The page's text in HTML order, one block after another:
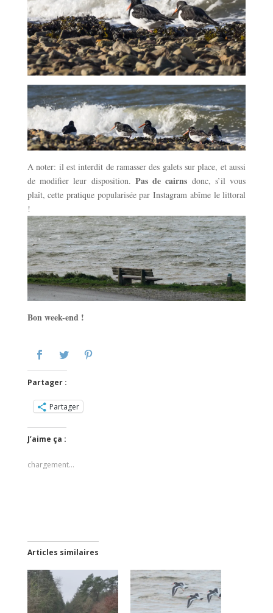
A noter: il est interdit de ramasser des galets sur place, et aussi
de modifier leur disposition. Pas de cairns donc, s’il vous
plaît, cette pratique popularisée par Instagram abîme le littoral
!
Bon week-end !
Partager :
Partager
J’aime ça :
chargement…
Articles similaires